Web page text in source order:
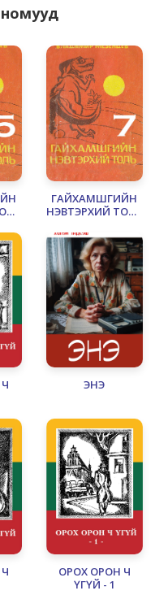
ГАЙХАМШГИЙН
НЭВТЭРХИЙ ТОЛЬ
ЭРЭЛД
ЭНЭ
ОРОХ ОРОН Ч
ҮГҮЙ - 1